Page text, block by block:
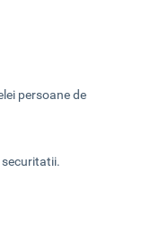
persoane de